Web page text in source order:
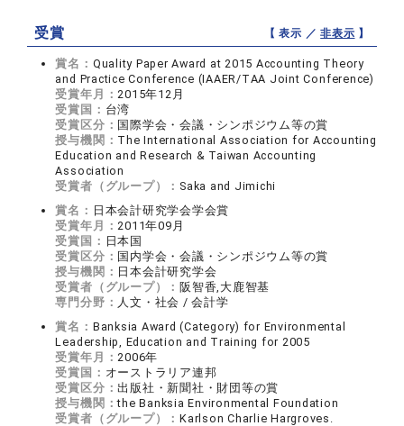
受賞 【 表示 ／非表示 】
賞名： Quality Paper Award at 2015 Accounting Theory
and Practice Conference (IAAER/TAA Joint Conference)
受賞年月： 2015年12月
受賞国： 台湾
受賞区分： 国際学会・会議・シンポジウム等の賞
授与機関： The International Association for Accounting
Education and Research & Taiwan Accounting
Association
受賞者（グループ）： Saka and Jimichi
賞名： 日本会計研究学会学会賞
受賞年月： 2011年09月
受賞国： 日本国
受賞区分： 国内学会・会議・シンポジウム等の賞
授与機関： 日本会計研究学会
受賞者（グループ）：阪智香,大鹿智基
専門分野： 人文・社会 / 会計学
賞名： Banksia Award (Category) for Environmental
Leadership, Education and Training for 2005
受賞年月： 2006年
受賞国： オーストラリア連邦
受賞区分：出版社・新聞社・財団等の賞
授与機関：the Banksia Environmental Foundation
受賞者（グループ）：Karlson Charlie Hargroves.